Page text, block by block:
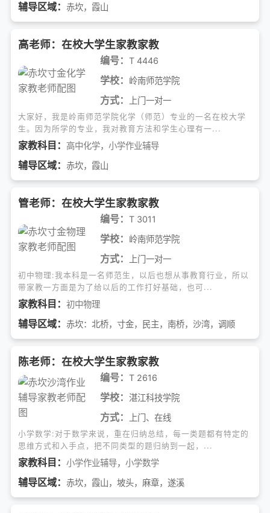
辅导区域： 赤坎，霞山
高老师：在校大学生家教家教
编号： T 4446
学校： 岭南师范学院
方式： 上门一对一
大家好，我是岭南师范学院化学（师范）专业的一名在校大学
生。因为所学的专业，我对教育方法和学生心理有一...
家教科目： 高中化学， 小学作业辅导
辅导区域： 赤坎，霞山
管老师：在校大学生家教家教
编号： T 3011
学校： 岭南师范学院
方式： 上门一对一
初中物理:我本科是一名师范生，以后也想从事教育行业，所以
带家教一方面是为了给以后的工作打好基础，也可...
家教科目： 初中物理
辅导区域： 赤坎：北桥，寸金，民主，南桥，沙湾，调顺
陈老师：在校大学生家教家教
编号： T 2616
学校： 湛江科技学院
方式： 上门、在线
小学数学:对于数学来说，重在归纳总结，每一类题都有特定的
思维方式和入手点，把不同类型的题归纳到一起，...
家教科目： 小学作业辅导， 小学数学
辅导区域： 赤坎，霞山，坡头，麻章，遂溪